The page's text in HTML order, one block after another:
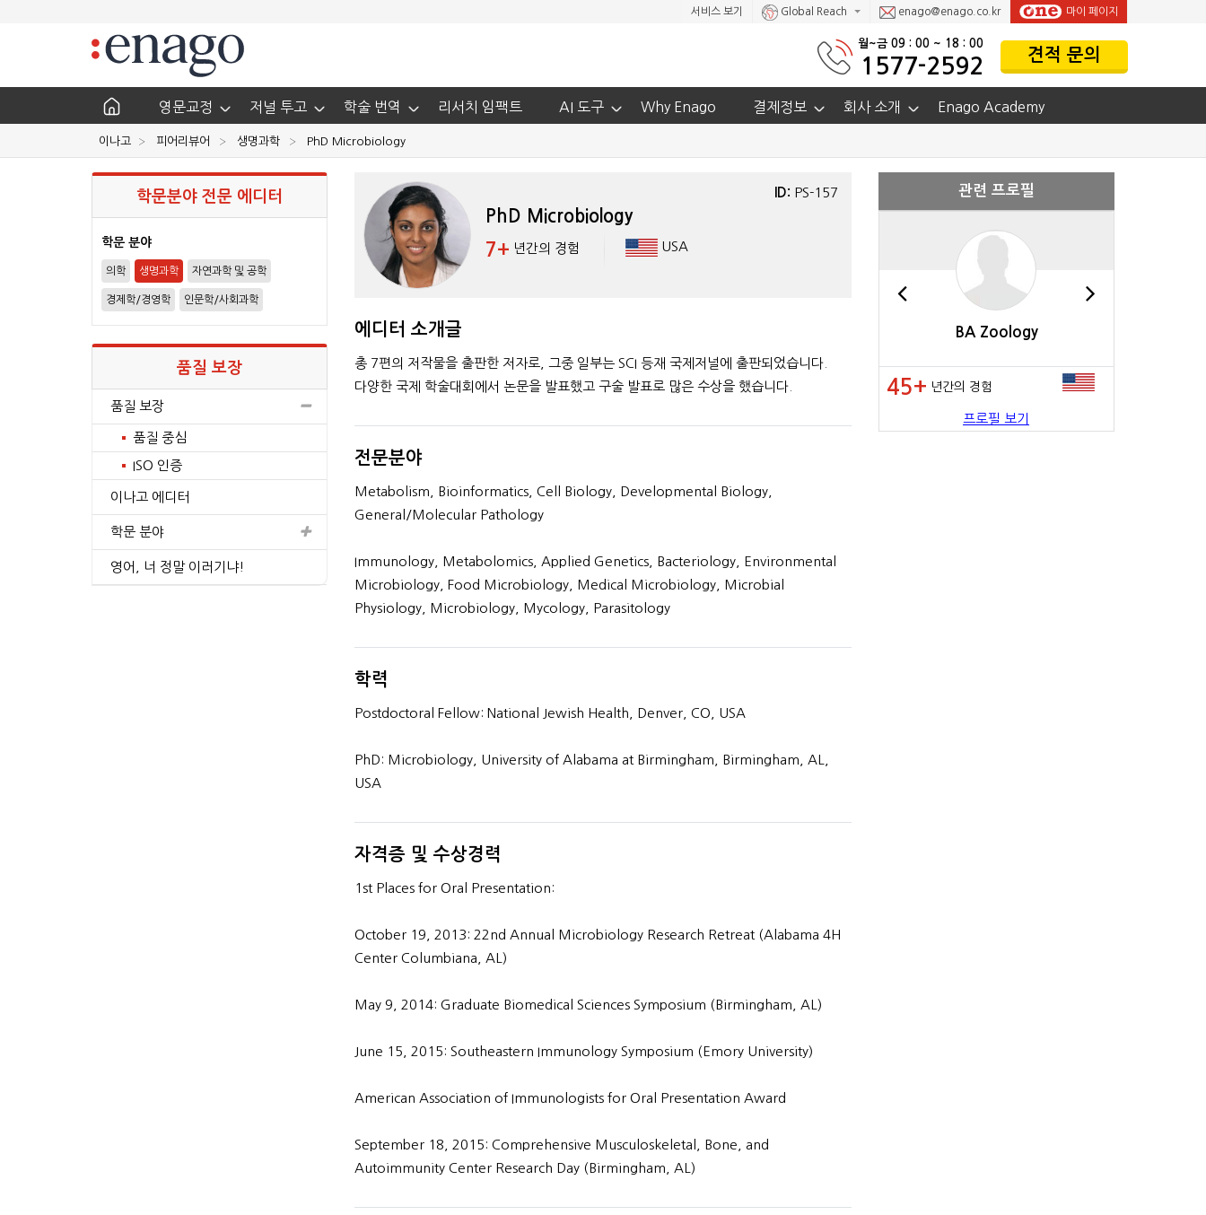
서비스 보기 Global Reach enago@enago.co.kr 마이 페이지
월~금 09 : 00 ~ 18 : 00
1577-2592 견적 문의
영문교정 저널 투고 학술 번역 리서치 임팩트 AI 도구 Why Enago 결제정보 회사 소개 Enago Academy
이나고 피어리뷰어 생명과학 PhD Microbiology
학문분야 전문 에디터
학문 분야
의학 생명과학 자연과학 및 공학
경제학/경영학 인문학/사회과학
품질 보장
품질 보장
품질 중심
ISO 인증
이나고 에디터
학문 분야
영어, 너 정말 이러기냐!
ID: PS-157
PhD Microbiology
7+ 년간의 경험 USA
에디터 소개글
총 7편의 저작물을 출판한 저자로, 그중 일부는 SCI 등재 국제저널에 출판되었습니다.
다양한 국제 학술대회에서 논문을 발표했고 구술 발표로 많은 수상을 했습니다.
전문분야
Metabolism, Bioinformatics, Cell Biology, Developmental Biology,
General/Molecular Pathology
Immunology, Metabolomics, Applied Genetics, Bacteriology, Environmental
Microbiology, Food Microbiology, Medical Microbiology, Microbial
Physiology, Microbiology, Mycology, Parasitology
학력
Postdoctoral Fellow: National Jewish Health, Denver, CO, USA
PhD: Microbiology, University of Alabama at Birmingham, Birmingham, AL,
USA
자격증 및 수상경력
1st Places for Oral Presentation:
October 19, 2013: 22nd Annual Microbiology Research Retreat (Alabama 4H
Center Columbiana, AL)
May 9, 2014: Graduate Biomedical Sciences Symposium (Birmingham, AL)
June 15, 2015: Southeastern Immunology Symposium (Emory University)
American Association of Immunologists for Oral Presentation Award
September 18, 2015: Comprehensive Musculoskeletal, Bone, and
Autoimmunity Center Research Day (Birmingham, AL)
관련 프로필
BS, Biotechnology
5+년간의 경험 5+년간의 경험
BA Zoology
45+ 년간의 경험
프로필 보기